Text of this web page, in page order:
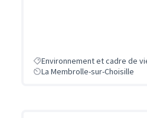
Environnement et cadre de
La Membrolle-sur-Choisille